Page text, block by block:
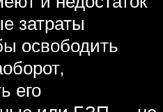
затраты
освободить
его